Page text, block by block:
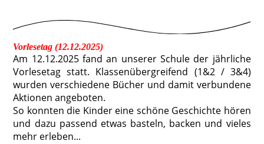
Vorlesetag (12.12.2025)
Am 12.12.2025 fand an unserer Schule der jährliche
Vorlesetag statt. Klassenübergreifend (1&2 / 3&4)
wurden verschiedene Bücher und damit verbundene
Aktionen angeboten.
So konnten die Kinder eine schöne Geschichte hören
und dazu passend etwas basteln, backen und vieles
mehr erleben...